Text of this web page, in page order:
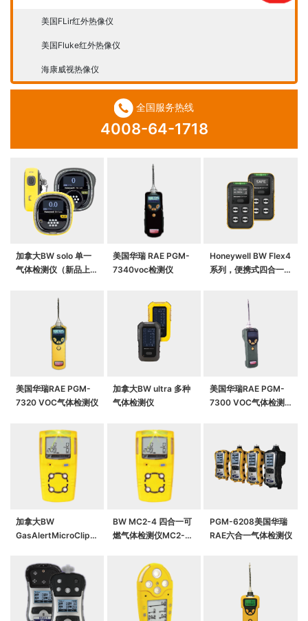
美国FLir红外热像仪
美国Fluke红外热像仪
海康威视热像仪
全国服务热线
4008-64-1718
加拿大BW solo 单一
气体检测仪（新品上
美国华瑞 RAE PGM-
7340voc检测仪
Honeywell BW Flex4
系列，便携式四合一气
美国华瑞RAE PGM-
7320 VOC气体检测仪
加拿大BW ultra 多种
气体检测仪
美国华瑞RAE PGM-
7300 VOC气体检测
加拿大BW
GasAlertMicroClip
xwhm四合一气体检测
BW MC2-4 四合一可
燃气体检测仪MC2-
PGM-6208美国华瑞
RAE六合一气体检测仪